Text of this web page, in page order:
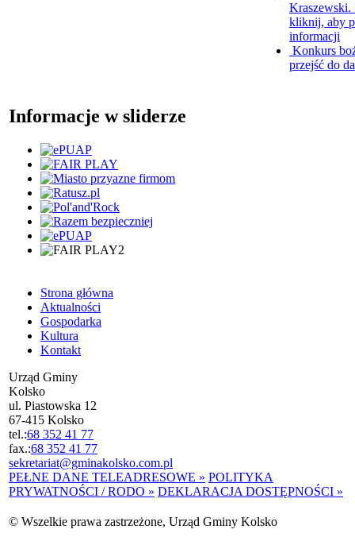
kliknij, aby
informacji
Konkurs
przejść do
Informacje w sliderze
Strona główna
Aktualności
Gospodarka
Kultura
Kontakt
Urząd Gminy
Kolsko
ul. Piastowska 12
67-415 Kolsko
tel.:68 352 41 77
fax.:68 352 41 77
sekretariat@gminakolsko.com.pl
PEŁNE DANE TELEADRESOWE » POLITYKA
PRYWATNOŚCI / RODO » DEKLARACJA DOSTĘPNOŚCI »
© Wszelkie prawa zastrzeżone, Urząd Gminy Kolsko